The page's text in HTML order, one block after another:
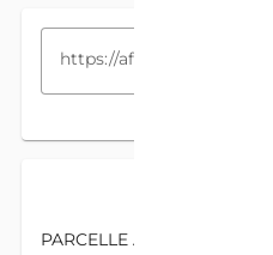
PARCELLE A VENDRE.